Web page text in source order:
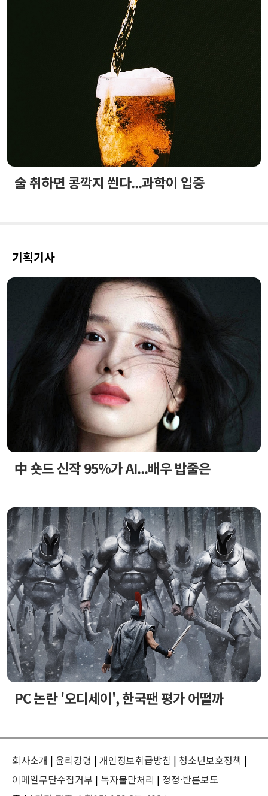
술 취하면 콩깍지 씐다...과학이 입증
기획기사
中 숏드 신작 95%가 AI...배우 밥줄은
PC 논란 '오디세이', 한국팬 평가 어떨까
회사소개 | 윤리강령 | 개인정보취급방침 | 청소년보호정책 |
이메일무단수집거부 | 독자불만처리 | 정정·반론보도